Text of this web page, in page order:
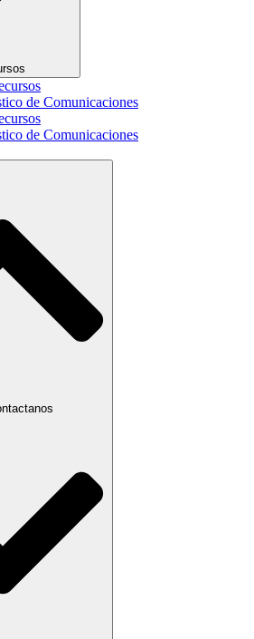
de Comunicaciones
de Comunicaciones